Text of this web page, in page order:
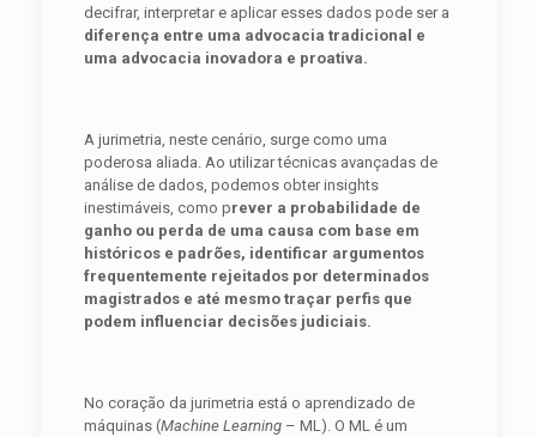
decifrar, interpretar e aplicar esses dados pode ser a
diferença entre uma advocacia tradicional e
uma advocacia inovadora e proativa.
A jurimetria, neste cenário, surge como uma
poderosa aliada. Ao utilizar técnicas avançadas de
análise de dados, podemos obter insights
inestimáveis, como prever a probabilidade de
ganho ou perda de uma causa com base em
históricos e padrões, identificar argumentos
frequentemente rejeitados por determinados
magistrados e até mesmo traçar perfis que
podem influenciar decisões judiciais.
No coração da jurimetria está o aprendizado de
máquinas (Machine Learning– ML). O ML é um